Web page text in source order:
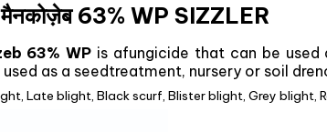
मैनकोज़ेब 63% WP SIZZLER
63% WP is afungicide that can be
as a seedtreatment, nursery or soil
Late blight, Black scurf, Blister blight, Grey blight,